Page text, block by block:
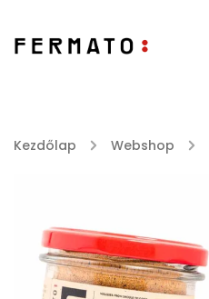
Kezdőlap / Webshop /